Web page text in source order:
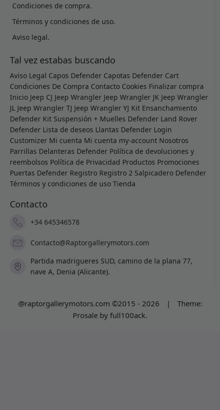
Condiciones de compra.
Términos y condiciones de uso.
Aviso legal.
Tal vez estabas buscando
Aviso Legal Capos Defender Capotas Defender Cart
Condiciones De Compra Contacto Cookies Finalizar compra
Inicio Jeep CJ Jeep Wrangler Jeep Wrangler JK Jeep Wrangler
JL Jeep Wrangler TJ Jeep Wrangler YJ Kit Ensanchamiento
Defender Kit Suspensión + Muelles Defender Land Rover
Defender Lista de deseos Llantas Defender Login
Customizer Mi cuenta Mi cuenta my-account Nosotros
Parrillas Delanteras Defender Política de devoluciones y
reembolsos Política de Privacidad Productos Promociones
Puertas Defender Registro Registro 2 Salpicadero Defender
Términos y condiciones de uso Tienda
Contacto
+34 645346578
Contacto@Raptorgallerymotors.com
Partida madrigueres SUD, camino de la plana 77,
nave A, Denia (Alicante).
@raptorgallerymotors.com ©2015 - 2026 |
Theme:
Prosale by full100ack.